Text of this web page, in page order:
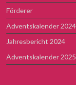
Förderer
Adventskalender 2024
Jahresbericht 2024
Adventskalender 2025